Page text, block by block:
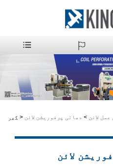
گھر > لائن > دھاتی پرفوریشن لائن
لائن